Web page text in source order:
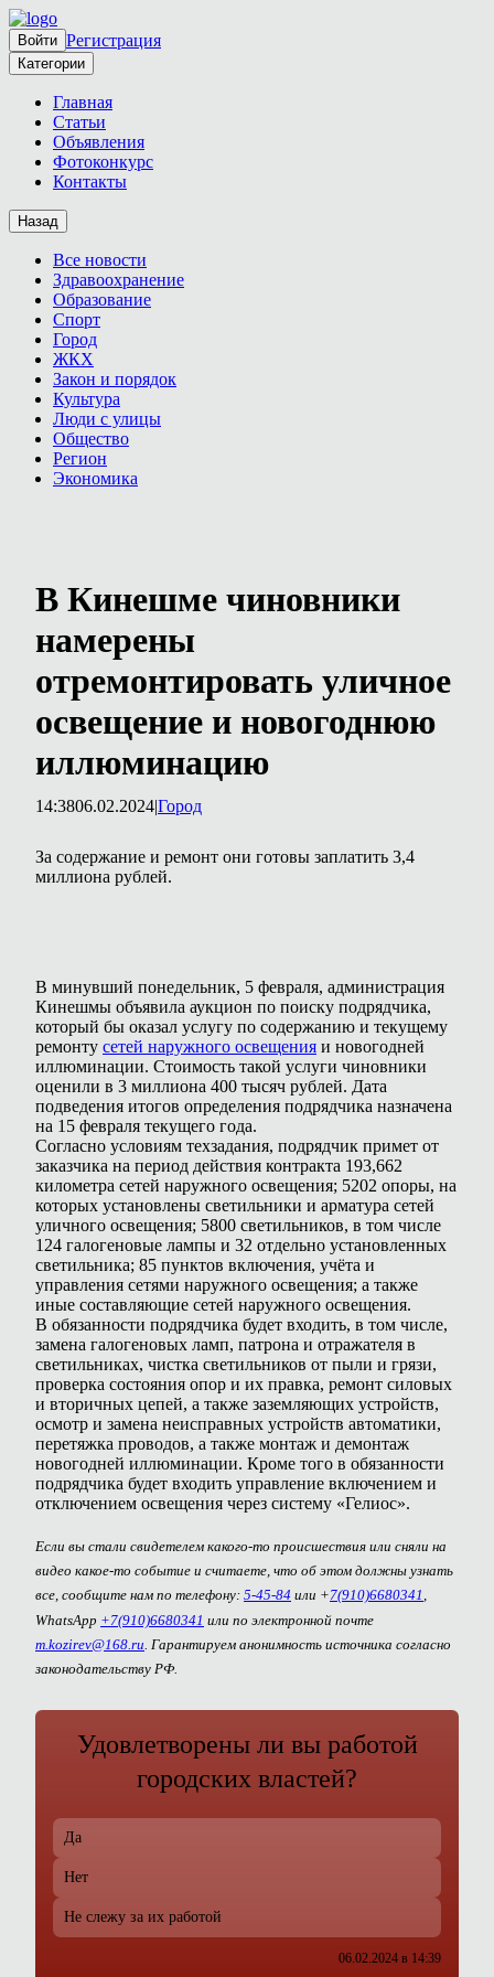
Войти Регистрация
Категории
Главная
Статьи
Объявления
Фотоконкурс
Контакты
Назад
Все новости
Здравоохранение
Образование
Спорт
Город
ЖКХ
Закон и порядок
Культура
Люди с улицы
Общество
Регион
Экономика
В Кинешме чиновники
намерены
отремонтировать уличное
освещение и новогоднюю
иллюминацию
14:3806.02.2024|Город
За содержание и ремонт они готовы заплатить 3,4
миллиона рублей.
В минувший понедельник, 5 февраля, администрация
Кинешмы объявила аукцион по поиску подрядчика,
который бы оказал услугу по содержанию и текущему
ремонту сетей наружного освещения и новогодней
иллюминации. Стоимость такой услуги чиновники
оценили в 3 миллиона 400 тысяч рублей. Дата
подведения итогов определения подрядчика назначена
на 15 февраля текущего года.
Согласно условиям техзадания, подрядчик примет от
заказчика на период действия контракта 193,662
километра сетей наружного освещения; 5202 опоры, на
которых установлены светильники и арматура сетей
уличного освещения; 5800 светильников, в том числе
124 галогеновые лампы и 32 отдельно установленных
светильника; 85 пунктов включения, учёта и
управления сетями наружного освещения; а также
иные составляющие сетей наружного освещения.
В обязанности подрядчика будет входить, в том числе,
замена галогеновых ламп, патрона и отражателя в
светильниках, чистка светильников от пыли и грязи,
проверка состояния опор и их правка, ремонт силовых
и вторичных цепей, а также заземляющих устройств,
осмотр и замена неисправных устройств автоматики,
перетяжка проводов, а также монтаж и демонтаж
новогодней иллюминации. Кроме того в обязанности
подрядчика будет входить управление включением и
отключением освещения через систему «Гелиос».
Если вы стали свидетелем какого-то происшествия или сняли на
видео какое-то событие и считаете, что об этом должны узнать
все, сообщите нам по телефону: 5-45-84 или +7(910)6680341 ,
WhatsApp +7(910)6680341 или по электронной почте
m.kozirev@168.ru . Гарантируем анонимность источника согласно
законодательству РФ.
Удовлетворены ли вы работой
городских властей?
Да
Нет
Не слежу за их работой
06.02.2024 в 14:39